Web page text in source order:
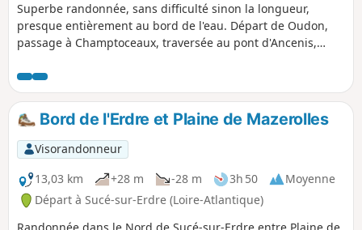
Superbe randonnée, sans difficulté sinon la longueur,
presque entièrement au bord de l'eau. Départ de Oudon,
passage à Champtoceaux, traversée au pont d'Ancenis,
Sud et le GR®3E sur la rive Nord, Balisage Rouge et Blanc,
bien présent. Sur les 22 km, environ 5 km de route de
campagne sur la partie Ancenis-Oudon. Le reste est du
chemin ou du sentier.
Bord de l'Erdre et Plaine de Mazerolles
Visorandonneur
13,03 km
+28 m -28 m 3h 50
Moyenne
Départ à Sucé-sur-Erdre (Loire-Atlantique)